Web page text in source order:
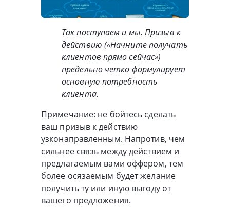
Так поступаем и мы. Призыв к
действию («Начните получать
клиентов прямо сейчас»)
предельно четко формулирует
основную потребность
клиента.
Примечание: не бойтесь сделать
ваш призыв к действию
узконаправленным. Напротив, чем
сильнее связь между действием и
предлагаемым вами оффером, тем
более осязаемым будет желание
получить ту или иную выгоду от
вашего предложения.